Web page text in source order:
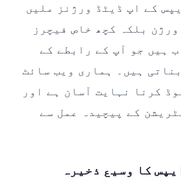
کے اپ ڈیٹڈ ورژنز ملیں
بلکہ کچھ خاص فیچرز
ہیں جو آپ کے رابطے کے
ہیں۔ ہماری ویب سائٹ
کرنا نہایت آسان ہے اور
کے پیچیدہ عمل سے
کا وسیع ذخیرہ